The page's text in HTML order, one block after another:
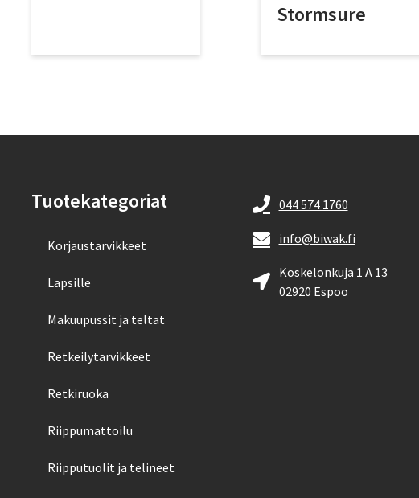
Stormsure
Tuotekategoriat
Korjaustarvikkeet
Lapsille
Makuupussit ja teltat
Retkeilytarvikkeet
Retkiruoka
Riippumattoilu
Riipputuolit ja telineet
044 574 1760
info@biwak.fi
Koskelonkuja 1 A 13
02920 Espoo